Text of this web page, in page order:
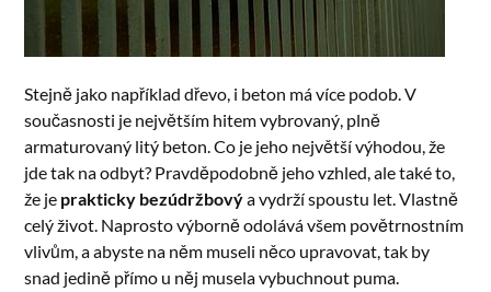
Stejně jako například dřevo, i beton má více podob. V
současnosti je největším hitem vybrovaný, plně
armaturovaný litý beton. Co je jeho největší výhodou, že
jde tak na odbyt? Pravděpodobně jeho vzhled, ale také to,
že je prakticky bezúdržbovýa vydrží spoustu let. Vlastně
celý život. Naprosto výborně odolává všem povětrnostním
vlivům, a abyste na něm museli něco upravovat, tak by
snad jedině přímo u něj musela vybuchnout puma.